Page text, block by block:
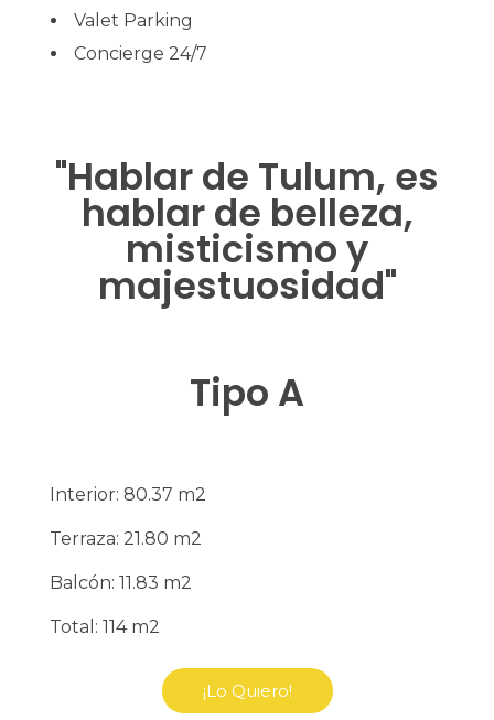
Valet Parking
Concierge 24/7
"Hablar de Tulum, es
hablar de belleza,
misticismo y
majestuosidad"
Tipo A
Interior: 80.37 m2
Terraza: 21.80 m2
Balcón: 11.83 m2
Total: 114 m2
¡Lo Quiero!